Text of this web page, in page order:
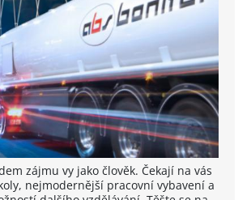
zájmu vy jako člověk. Čekají na vás
nejmodernější pracovní vybavení a